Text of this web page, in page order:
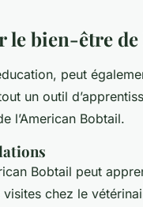
bien-être de
peut
un outil
l’American Bobtail.
Bobtail peut
chez le